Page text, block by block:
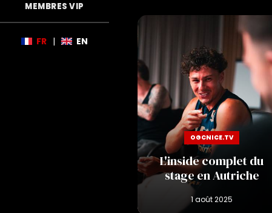
MEMBRES VIP
FR | EN
OGCNICE.TV
L'inside complet du
stage en Autriche
of